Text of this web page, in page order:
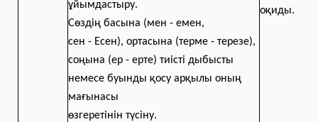
ұйымдастыру.
Сөздің басына (мен - емен,
сен - Есен), ортасына (терме - терезе),
соңына (ер - ерте) тиісті дыбысты
немесе буынды қосу арқылы оның
мағынасы
өзгеретінін түсіну.
оқиды.